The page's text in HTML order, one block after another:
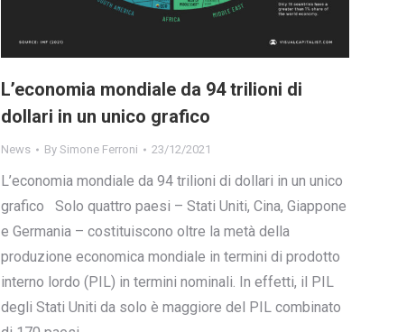
L’economia mondiale da 94 trilioni di
dollari in un unico grafico
News By Simone Ferroni 23/12/2021
L’economia mondiale da 94 trilioni di dollari in un unico
grafico Solo quattro paesi – Stati Uniti, Cina, Giappone
e Germania – costituiscono oltre la metà della
produzione economica mondiale in termini di prodotto
interno lordo (PIL) in termini nominali. In effetti, il PIL
degli Stati Uniti da solo è maggiore del PIL combinato